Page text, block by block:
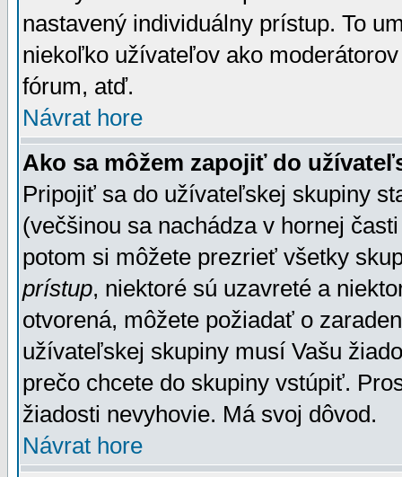
nastavený individuálny prístup. To
niekoľko užívateľov ako
fórum, atď.
Návrat hore
Ako sa môžem zapojiť do
Pripojiť sa do užívateľskej skupiny
(večšinou sa nachádza v hornej
potom si môžete prezrieť všetky
prístup, niektoré sú uzavreté a
otvorená, môžete požiadať o
užívateľskej skupiny musí Vašu
prečo chcete do skupiny vstúpiť.
žiadosti nevyhovie. Má svoj dôvod.
Návrat hore